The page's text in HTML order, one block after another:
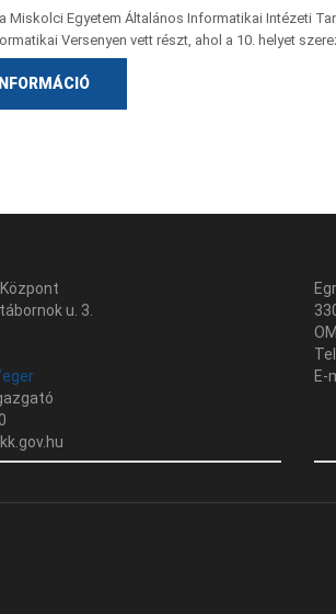
Miskolci Egyetem Általános Informatikai Intézeti
Versenyen vett részt, ahol a 10. helyet
u. 3.
E-